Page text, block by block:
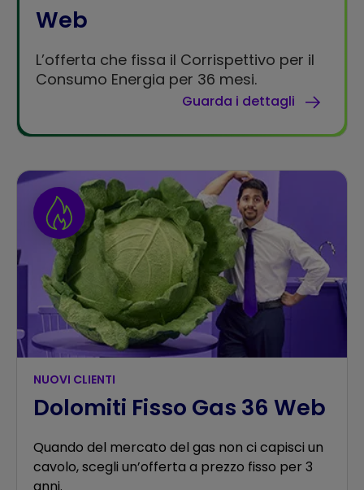
Web
L’offerta che fissa il Corrispettivo per il
Consumo Energia per 36 mesi.
Guarda i dettagli
NUOVI CLIENTI
Dolomiti Fisso Gas 36 Web
Quando del mercato del gas non ci capisci un
cavolo, scegli un’offerta a prezzo fisso per 3